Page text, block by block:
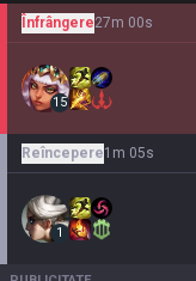
Înfrângere27m 00s
15
Reîncepere1m 05s
1